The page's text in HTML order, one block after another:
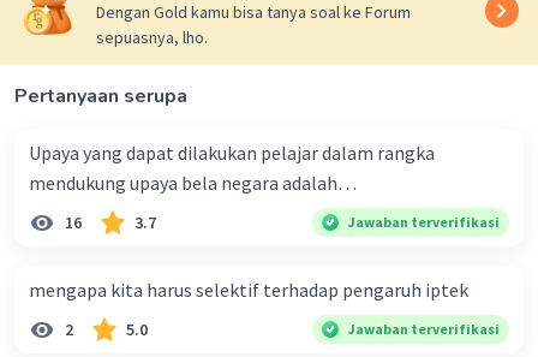
Iklan
Dengan Gold kamu bisa tanya soal ke Forum
sepuasnya, lho.
Pertanyaan serupa
Upaya yang dapat dilakukan pelajar dalam rangka
mendukung upaya bela negara adalah…
16 3.7 Jawaban terverifikasi
mengapa kita harus selektif terhadap pengaruh iptek
2 5.0 Jawaban terverifikasi